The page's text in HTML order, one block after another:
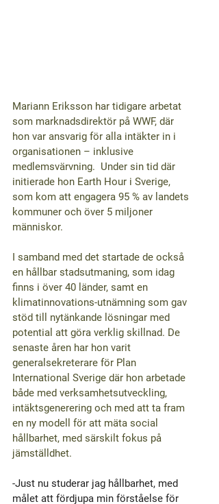
Mariann Eriksson har tidigare arbetat
som marknadsdirektör på WWF, där
hon var ansvarig för alla intäkter in i
organisationen – inklusive
medlemsvärvning.  Under sin tid där
initierade hon Earth Hour i Sverige,
som kom att engagera 95 % av landets
kommuner och över 5 miljoner
människor.
I samband med det startade de också
en hållbar stadsutmaning, som idag
finns i över 40 länder, samt en
klimatinnovations-utnämning som gav
stöd till nytänkande lösningar med
potential att göra verklig skillnad. De
senaste åren har hon varit
generalsekreterare för Plan
International Sverige där hon arbetade
både med verksamhetsutveckling,
intäktsgenerering och med att ta fram
en ny modell för att mäta social
hållbarhet, med särskilt fokus på
jämställdhet.
-Just nu studerar jag hållbarhet, med
målet att fördjupa min förståelse för